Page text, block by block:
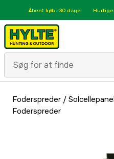
Åbent køb i 30 dage
Foderspreder/
Foderspreder